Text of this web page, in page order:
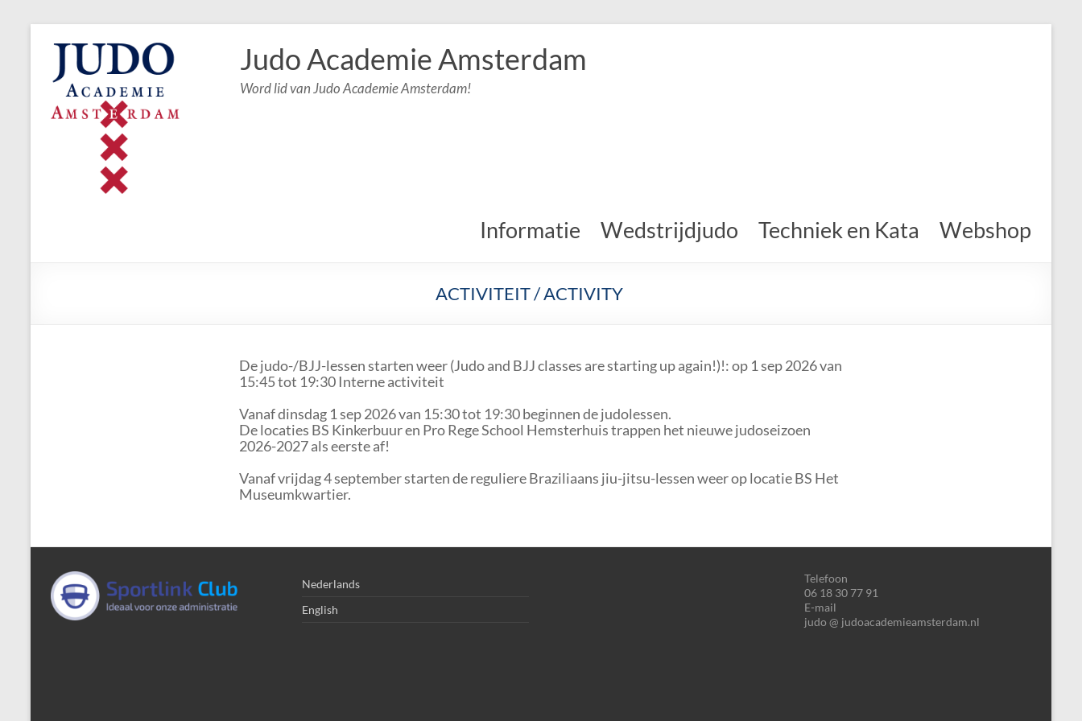
Judo Academie Amsterdam
Word lid van Judo Academie Amsterdam!
Informatie Wedstrijdjudo Techniek en Kata Webshop
ACTIVITEIT / ACTIVITY
De judo-/BJJ-lessen starten weer (Judo and BJJ classes are starting up again!)!: op 1 sep 2026 van
15:45 tot 19:30 Interne activiteit
Vanaf dinsdag 1 sep 2026 van 15:30 tot 19:30 beginnen de judolessen.
De locaties BS Kinkerbuur en Pro Rege School Hemsterhuis trappen het nieuwe judoseizoen
2026-2027 als eerste af!
Vanaf vrijdag 4 september starten de reguliere Braziliaans jiu-jitsu-lessen weer op locatie BS Het
Museumkwartier.
Nederlands
English
Telefoon
06 18 30 77 91
E-mail
judo @ judoacademieamsterdam.nl